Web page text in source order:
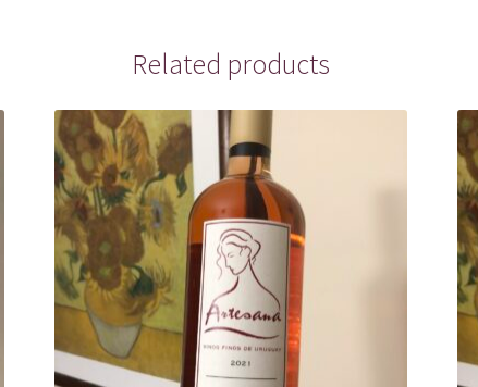
Related products